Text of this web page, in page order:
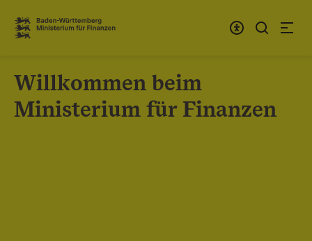
Zum Inhalt springen
Link zur Startseite
Willkommen beim
Ministerium für Finanzen